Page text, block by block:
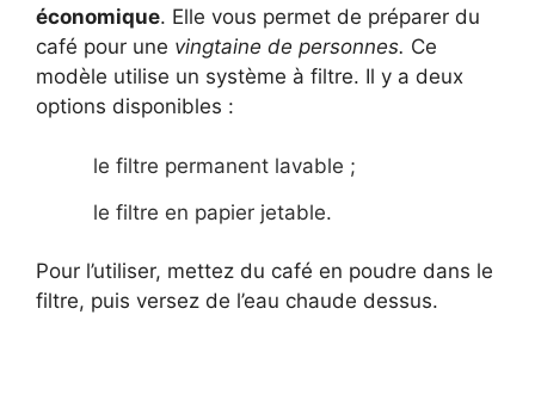
économique. Elle vous permet de préparer du
café pour une vingtaine de personnes. Ce
modèle utilise un système à filtre. Il y a deux
options disponibles :
le filtre permanent lavable ;
le filtre en papier jetable.
Pour l’utiliser, mettez du café en poudre dans le
filtre, puis versez de l’eau chaude dessus.